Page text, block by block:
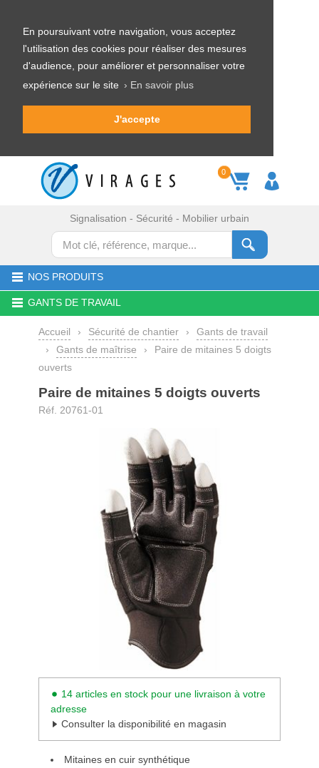
En poursuivant votre navigation, vous acceptez
l'utilisation des cookies pour réaliser des mesures
d'audience, pour améliorer et personnaliser votre
expérience sur le site › En savoir plus
J'accepte
0
Signalisation - Sécurité - Mobilier urbain
NOS PRODUITS
GANTS DE TRAVAIL
Accueil › Sécurité de chantier ›
Gants de travail
›
Gants de maîtrise ›
Paire de mitaines 5 doigts
ouverts
Paire de mitaines 5 doigts ouverts
Réf. 20761-01
14 articles en stock pour une livraison à votre
adresse
Consulter la disponibilité en magasin
Mitaines en cuir synthétique